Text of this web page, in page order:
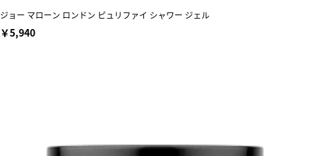
ジョー マローン ロンドン ピュリファイ シャワー ジェル
￥5,940